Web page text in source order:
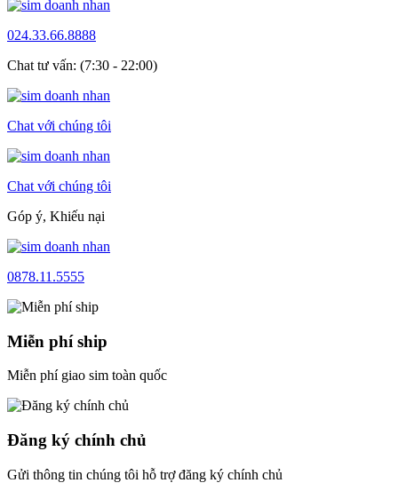
024.33.66.8888
Chat tư vấn: (7:30 - 22:00)
Chat với chúng tôi
Chat với chúng tôi
Góp ý, Khiếu nại
0878.11.5555
Miễn phí ship
Miễn phí giao sim toàn quốc
Đăng ký chính chủ
Gửi thông tin chúng tôi hỗ trợ đăng ký chính chủ